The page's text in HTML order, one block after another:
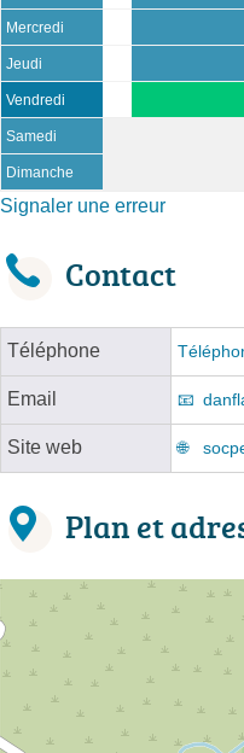
Mercredi
Jeudi
Vendredi
Samedi
Dimanche
Signaler une erreur
Contact
Téléphone
Email
Site web
Plan et